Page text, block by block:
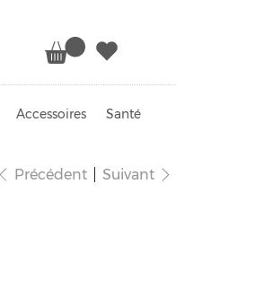
Accessoires Santé
Précédent Suivant